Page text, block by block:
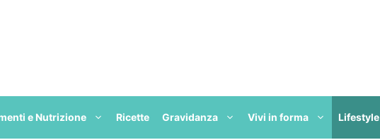
e Nutrizione Ricette Gravidanza Vivi in forma Lifestyle